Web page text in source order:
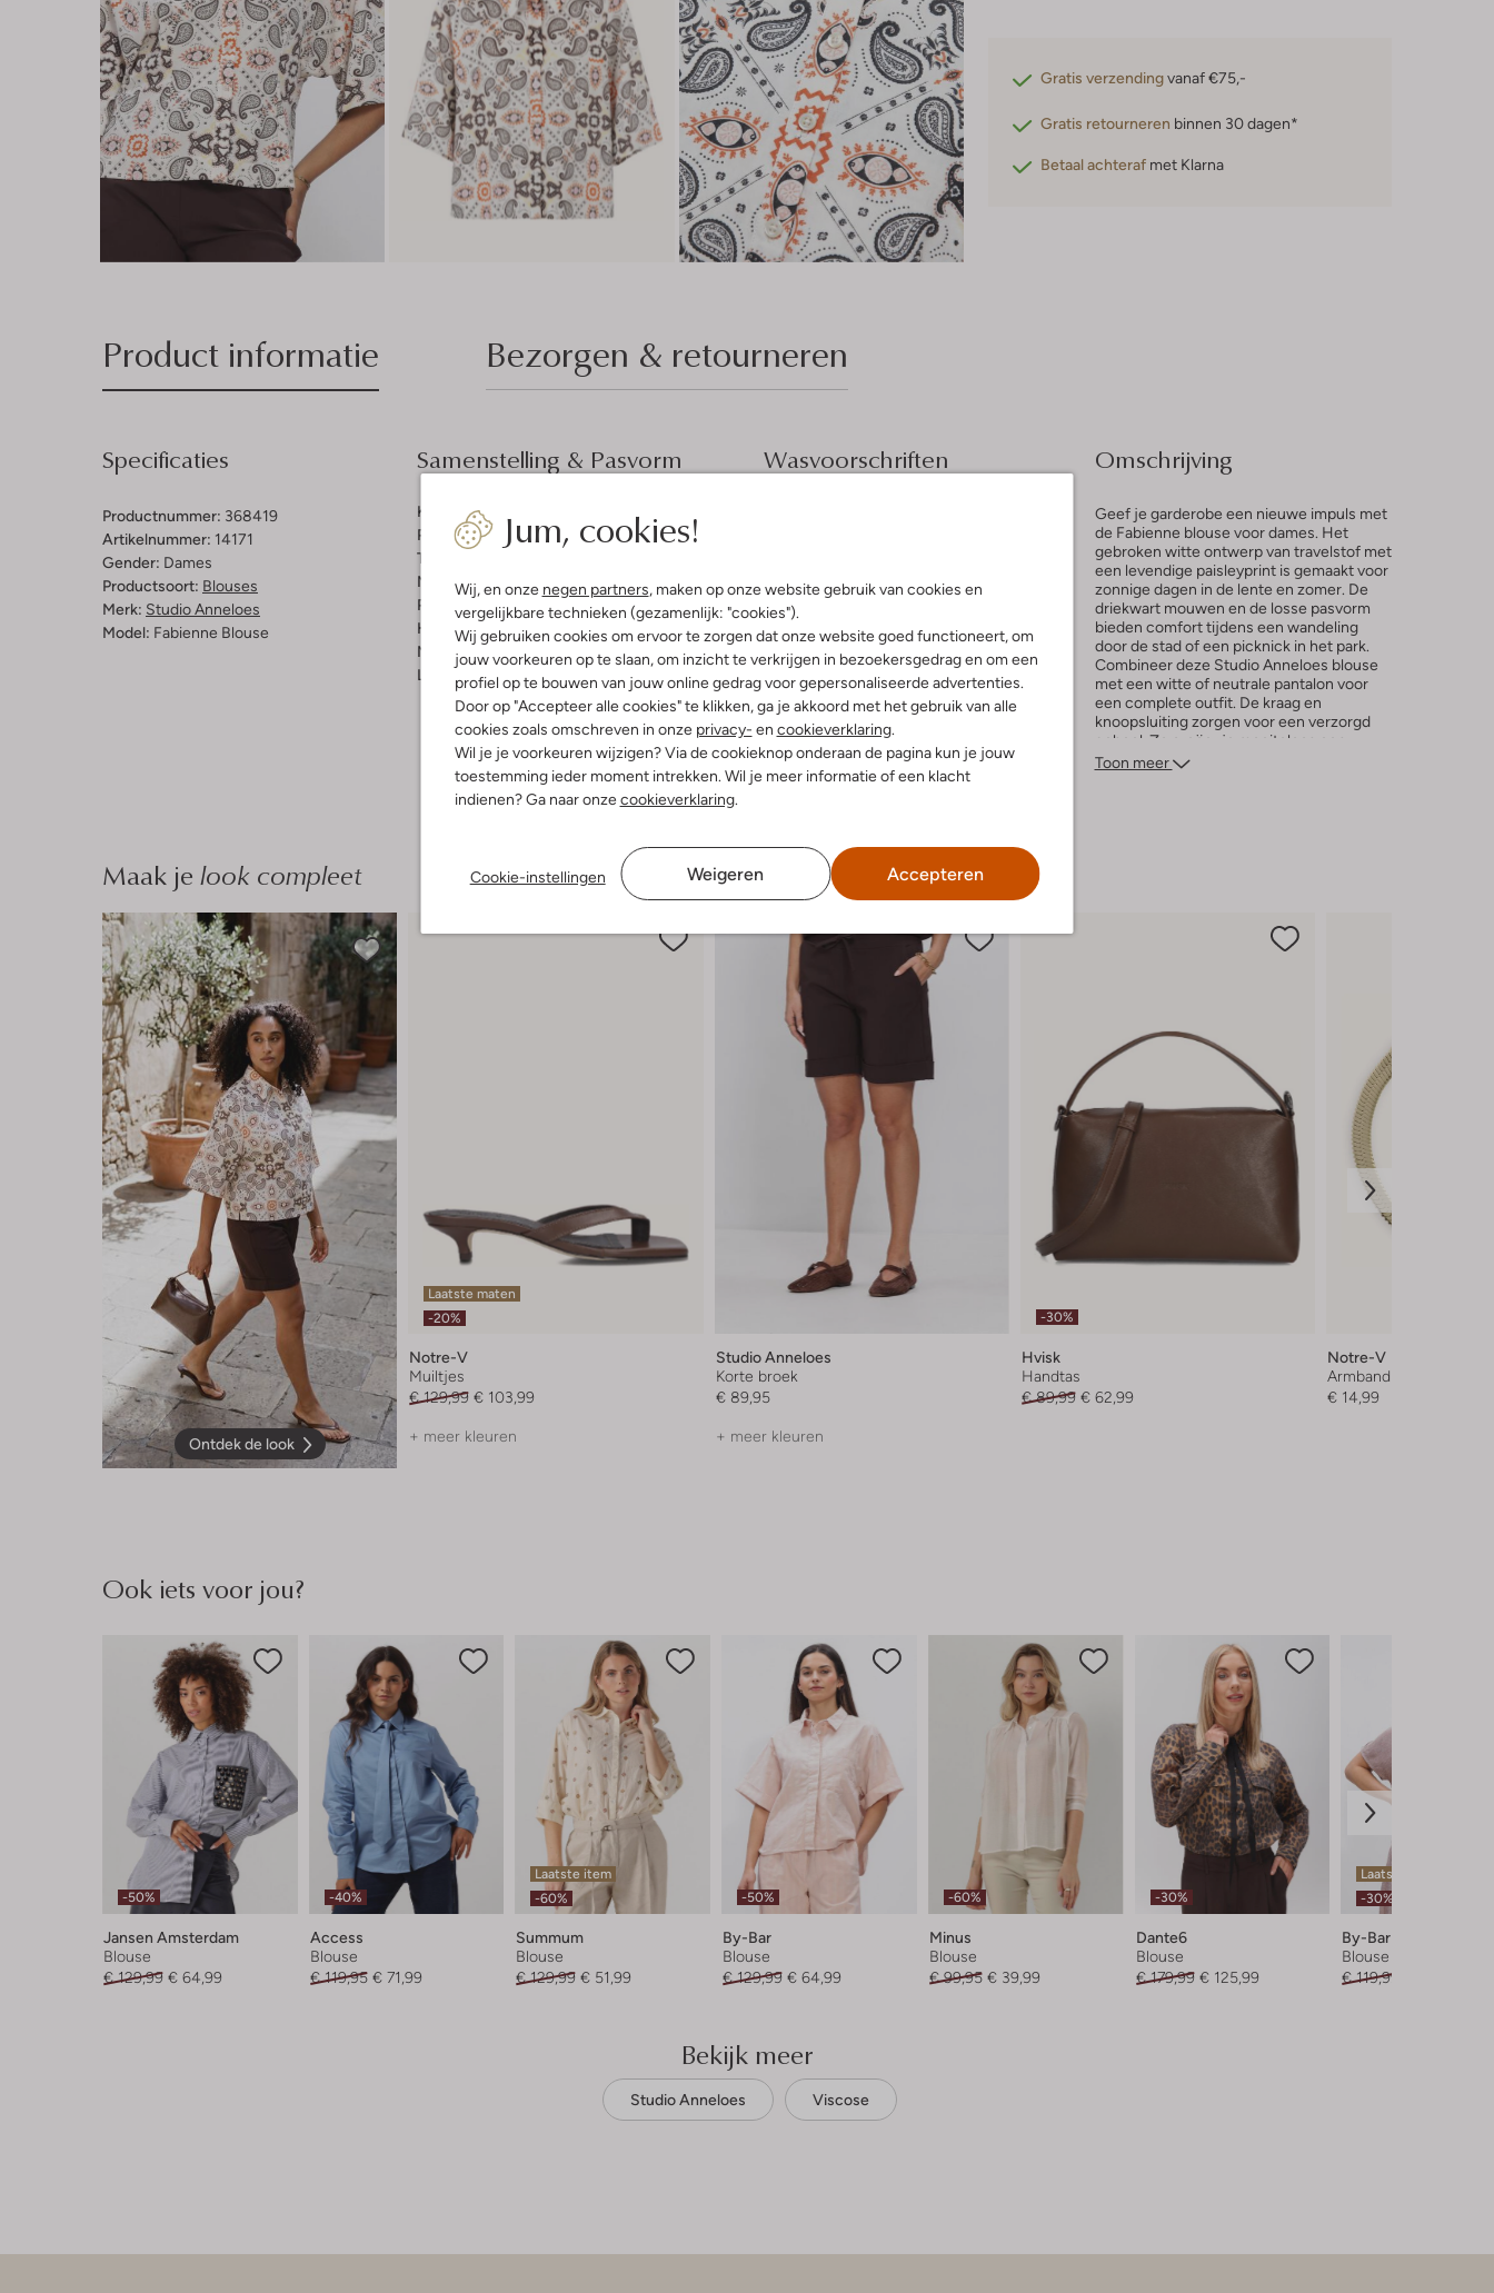
Jum, cookies!
Wij, en onze negen partners, maken op onze website gebruik van cookies en
vergelijkbare technieken (gezamenlijk: "cookies").
Wij gebruiken cookies om ervoor te zorgen dat onze website goed functioneert, om
jouw voorkeuren op te slaan, om inzicht te verkrijgen in bezoekersgedrag en om een
profiel op te bouwen van jouw online gedrag voor gepersonaliseerde advertenties.
Door op "Accepteer alle cookies" te klikken, ga je akkoord met het gebruik van alle
cookies zoals omschreven in onze privacy- en cookieverklaring.
Wil je je voorkeuren wijzigen? Via de cookieknop onderaan de pagina kun je jouw
toestemming ieder moment intrekken. Wil je meer informatie of een klacht
indienen? Ga naar onzecookieverklaring.
Cookie-instellingen Weigeren Accepteren
Gratis verzendingvanaf €75,-
Gratis retourneren binnen 30 dagen*
Betaal achteraf met Klarna
Product informatie Bezorgen & retourneren
Specificaties
Productnummer: 368419
Artikelnummer: 14171
Gender: Dames
Productsoort: Blouses
Merk: Studio Anneloes
Model: Fabienne Blouse
Samenstelling & Pasvorm
Kleur:
Gebroken Wit
Patroon:Paisley
Trends:
Materiaal:
Pasvorm:
Regular Fit
Halslijn:Kraag
Mouwlengte:
Driekwart Mouw
Lengte:
Kort
Wasvoorschriften
Kan niet in de droogtrommel
Niet bleken
Omschrijving
Geef je garderobe een nieuwe impuls met
de Fabienne blouse voor dames. Het
gebroken witte ontwerp van travelstof met
een levendige paisleyprint is gemaakt voor
zonnige dagen in de lente en zomer. De
driekwart mouwen en de losse pasvorm
bieden comfort tijdens een wandeling
door de stad of een picknick in het park.
Combineer deze Studio Anneloes blouse
met een witte of neutrale pantalon voor
een complete outfit. De kraag en
knoopsluiting zorgen voor een verzorgd
geheel. Zo creëer je moeiteloos een
comfortabele en modieuze uitstraling.
Toon meer
Maak je look compleet
Ontdek de look
Laatste maten
-20%
Notre-V
Muiltjes
€ 129,99 € 103,99
+ meer kleuren
Studio Anneloes
Korte broek
€ 89,95
+ meer kleuren
-30%
Hvisk
Handtas
€ 89,99 € 62,99
Notre-V
Armband
€ 14,99
Ook iets voor jou?
-50%
Jansen Amsterdam
Blouse
€ 129,99 € 64,99
-40%
Access
Blouse
€ 119,95 € 71,99
Laatste item
-60%
Summum
Blouse
€ 129,99 € 51,99
-50%
By-Bar
Blouse
€ 129,99 € 64,99
-60%
Minus
Blouse
€ 99,95 € 39,99
-30%
Dante6
Blouse
€ 179,99 € 125,99
Laatste items
-30%
By-Bar
Blouse
€ 119,99
Bekijk meer
Studio Anneloes Viscose